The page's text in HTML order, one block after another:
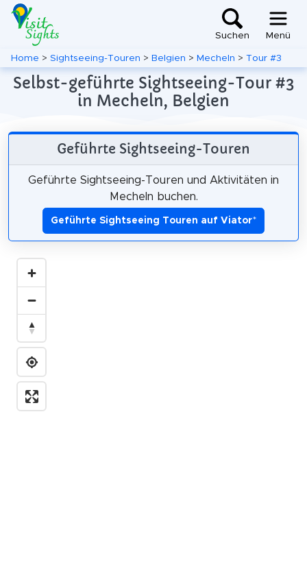
Suchen Menü
Home > Sightseeing-Touren > Belgien > Mecheln > Tour #3
Selbst-geführte Sightseeing-Tour #3
in Mecheln, Belgien
Geführte Sightseeing-Touren
Geführte Sightseeing-Touren und Aktivitäten in
Mecheln buchen.
Geführte Sightseeing Touren auf Viator*